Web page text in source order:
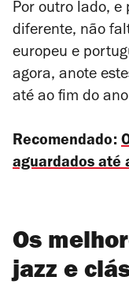
Por outro lado, e
diferente, não
europeu e
agora, anote
até ao fim do
Recomendado:
aguardados até
Os
jazz e